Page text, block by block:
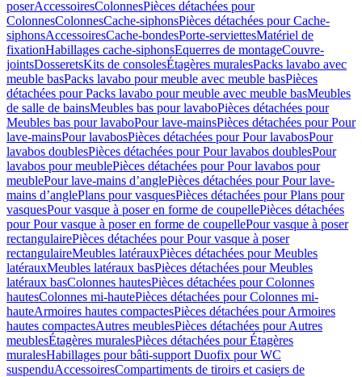
poserAccessoiresColonnesPièces détachées pour
ColonnesColonnesCache-siphonsPièces détachées pour Cache-
siphonsAccessoiresCache-bondesPorte-serviettesMatériel de
fixationHabillages cache-siphonsEquerres de montageCouvre-
jointsDosseretsKits de consolesÉtagères muralesPacks lavabo avec
meuble basPacks lavabo pour meuble avec meuble basPièces
détachées pour Packs lavabo pour meuble avec meuble basMeubles
de salle de bainsMeubles bas pour lavaboPièces détachées pour
Meubles bas pour lavaboPour lave-mainsPièces détachées pour Pour
lave-mainsPour lavabosPièces détachées pour Pour lavabosPour
lavabos doublesPièces détachées pour Pour lavabos doublesPour
lavabos pour meublePièces détachées pour Pour lavabos pour
meublePour lave-mains d’anglePièces détachées pour Pour lave-
mains d’anglePlans pour vasquesPièces détachées pour Plans pour
vasquesPour vasque à poser en forme de coupellePièces détachées
pour Pour vasque à poser en forme de coupellePour vasque à poser
rectangulairePièces détachées pour Pour vasque à poser
rectangulaireMeubles latérauxPièces détachées pour Meubles
latérauxMeubles latéraux basPièces détachées pour Meubles
latéraux basColonnes hautesPièces détachées pour Colonnes
hautesColonnes mi-hautePièces détachées pour Colonnes mi-
hauteArmoires hautes compactesPièces détachées pour Armoires
hautes compactesAutres meublesPièces détachées pour Autres
meublesÉtagères muralesPièces détachées pour Étagères
muralesHabillages pour bâti-support Duofix pour WC
suspenduAccessoiresCompartiments de tiroirs et casiers de